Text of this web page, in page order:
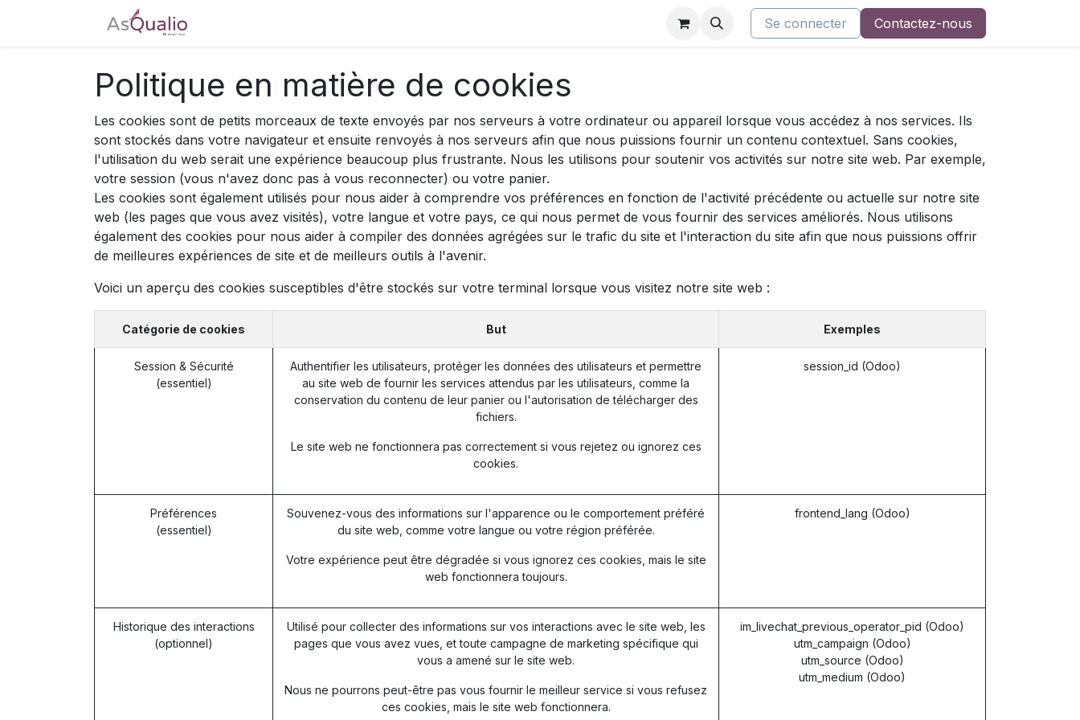
Evènements Nos cours Support AsQualio Restez informé
Se connecter Contactez-nous
Politique en matière de cookies
Les cookies sont de petits morceaux de texte envoyés par nos serveurs à votre ordinateur ou appareil lorsque vous accédez à nos services. Ils
sont stockés dans votre navigateur et ensuite renvoyés à nos serveurs afin que nous puissions fournir un contenu contextuel. Sans cookies,
l'utilisation du web serait une expérience beaucoup plus frustrante. Nous les utilisons pour soutenir vos activités sur notre site web. Par exemple,
votre session (vous n'avez donc pas à vous reconnecter) ou votre panier.
Les cookies sont également utilisés pour nous aider à comprendre vos préférences en fonction de l'activité précédente ou actuelle sur notre site
web (les pages que vous avez visités), votre langue et votre pays, ce qui nous permet de vous fournir des services améliorés. Nous utilisons
également des cookies pour nous aider à compiler des données agrégées sur le trafic du site et l'interaction du site afin que nous puissions offrir
de meilleures expériences de site et de meilleurs outils à l'avenir.
Voici un aperçu des cookies susceptibles d'être stockés sur votre terminal lorsque vous visitez notre site web :
Catégorie de cookies But Exemples
Session & Sécurité
(essentiel)
Authentifier les utilisateurs, protéger les données des utilisateurs et permettre
au site web de fournir les services attendus par les utilisateurs, comme la
conservation du contenu de leur panier ou l'autorisation de télécharger des
fichiers.
Le site web ne fonctionnera pas correctement si vous rejetez ou ignorez ces
cookies.
session_id (Odoo)
Préférences
(essentiel)
Souvenez-vous des informations sur l'apparence ou le comportement préféré
du site web, comme votre langue ou votre région préférée.
Votre expérience peut être dégradée si vous ignorez ces cookies, mais le site
web fonctionnera toujours.
frontend_lang (Odoo)
Historique des interactions
(optionnel)
Utilisé pour collecter des informations sur vos interactions avec le site web, les
pages que vous avez vues, et toute campagne de marketing spécifique qui
vous a amené sur le site web.
Nous ne pourrons peut-être pas vous fournir le meilleur service si vous refusez
ces cookies, mais le site web fonctionnera.
im_livechat_previous_operator_pid (Odoo)
utm_campaign (Odoo)
utm_source (Odoo)
utm_medium (Odoo)